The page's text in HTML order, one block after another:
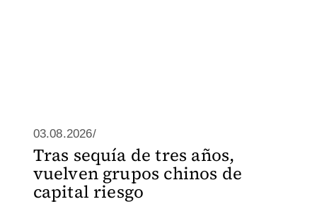
03.08.2026/
Tras sequía de tres años,
vuelven grupos chinos de
capital riesgo